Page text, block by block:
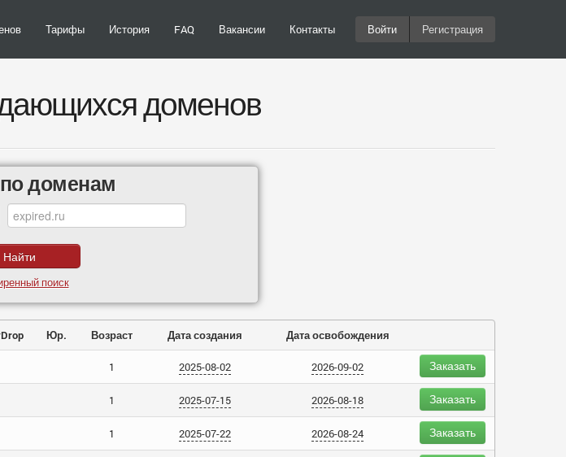
Тарифы История FAQ Вакансии Контакты Войти Регистрация
доменов
доменам
поиск
Юр. Возраст Дата создания Дата освобождения
1 2025-08-02 2026-09-02 Заказать
1 2025-07-15 2026-08-18 Заказать
1 2025-07-22 2026-08-24 Заказать